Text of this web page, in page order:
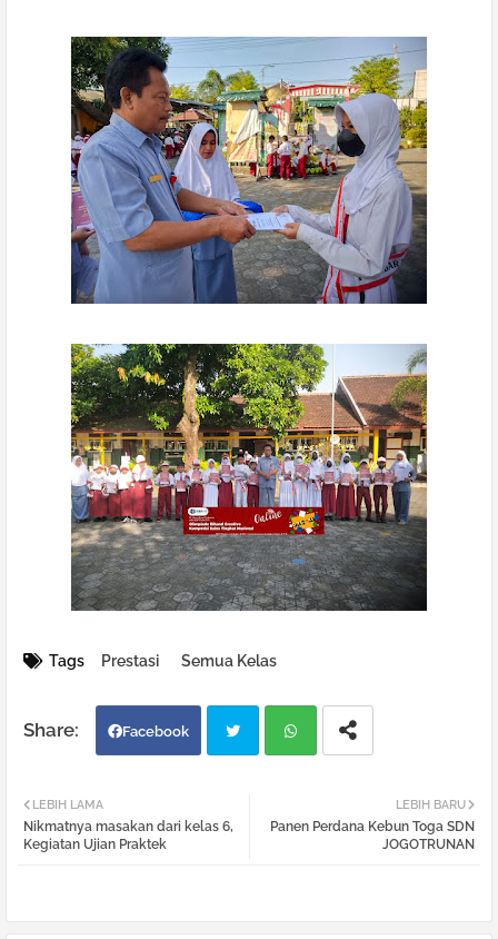
Tags Prestasi Semua Kelas
Facebook
tter atsa
LEBIH BARU
Panen Perdana Kebun Toga SDN
JOGOTRUNAN
LEBIH LAMA
Nikmatnya masakan dari kelas 6,
Kegiatan Ujian Praktek